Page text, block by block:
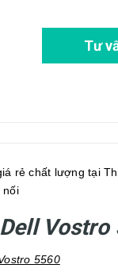
Tư
rẻ chất lượng tại
nối
Vostro
5560